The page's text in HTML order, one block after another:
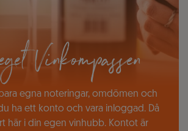
Vinkompassen
egna noteringar, omdömen och
ha ett konto och vara inloggad. Då
här i din egen vinhubb. Kontot är